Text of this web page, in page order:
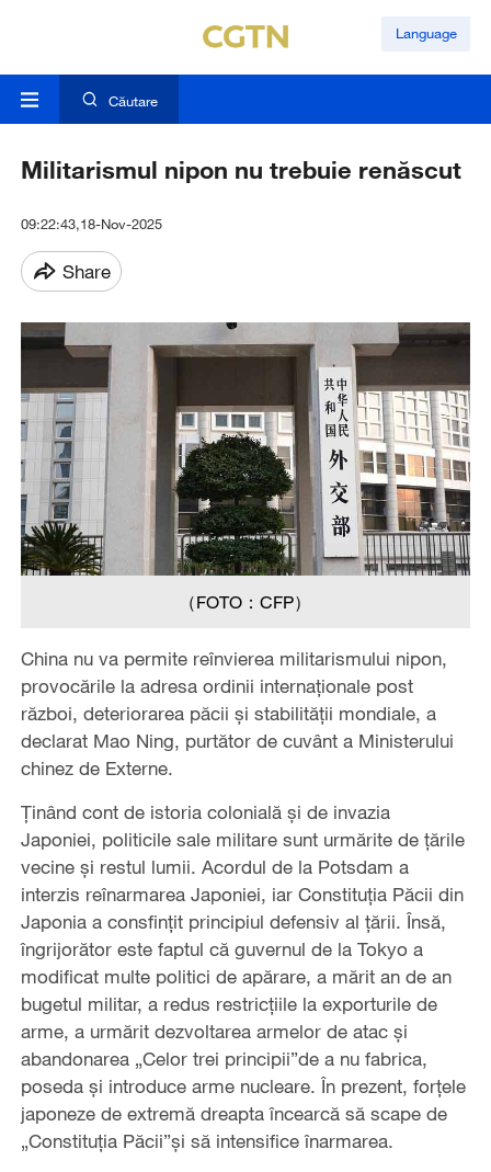
Language
Căutare
Militarismul nipon nu trebuie renăscut
09:22:43,18-Nov-2025
Share
（FOTO：CFP）
China nu va permite reînvierea militarismului nipon,
provocările la adresa ordinii internaționale post
război, deteriorarea păcii și stabilității mondiale, a
declarat Mao Ning, purtător de cuvânt a Ministerului
chinez de Externe.
Ținând cont de istoria colonială și de invazia
Japoniei, politicile sale militare sunt urmărite de țările
vecine și restul lumii. Acordul de la Potsdam a
interzis reînarmarea Japoniei, iar Constituția Păcii din
Japonia a consfințit principiul defensiv al țării. Însă,
îngrijorător este faptul că guvernul de la Tokyo a
modificat multe politici de apărare, a mărit an de an
bugetul militar, a redus restricțiile la exporturile de
arme, a urmărit dezvoltarea armelor de atac și
abandonarea „Celor trei principii”de a nu fabrica,
poseda și introduce arme nucleare. În prezent, forțele
japoneze de extremă dreapta încearcă să scape de
„Constituția Păcii”și să intensifice înarmarea.